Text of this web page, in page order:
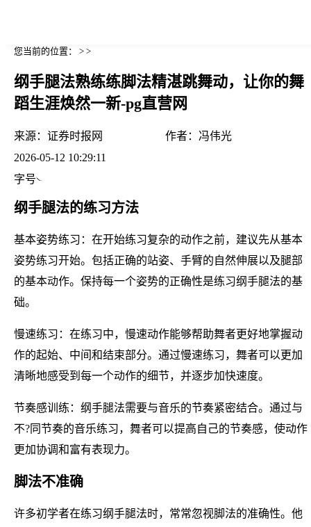
您当前的位置： > >
纲手腿法熟练练脚法精湛跳舞动，让你的舞
蹈生涯焕然一新-pg直营网
来源： 证券时报网 作者： 冯伟光
2026-05-12 10:29:11
字号
纲手腿法的练习方法
基本姿势练习：在开始练习复杂的动作之前，建议先从基本
姿势练习开始。包括正确的站姿、手臂的自然伸展以及腿部
的基本动作。保持每一个姿势的正确性是练习纲手腿法的基
础。
慢速练习：在练习中，慢速动作能够帮助舞者更好地掌握动
作的起始、中间和结束部分。通过慢速练习，舞者可以更加
清晰地感受到每一个动作的细节，并逐步加快速度。
节奏感训练：纲手腿法需要与音乐的节奏紧密结合。通过与
不?同节奏的音乐练习，舞者可以提高自己的节奏感，使动作
更加协调和富有表现力。
脚法不准确
许多初学者在练习纲手腿法时，常常忽视脚法的准确性。他